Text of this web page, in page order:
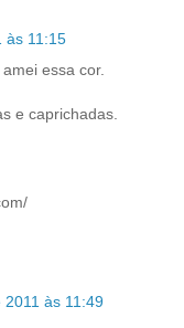
às 11:15
essa cor.
e caprichadas.
às 11:49